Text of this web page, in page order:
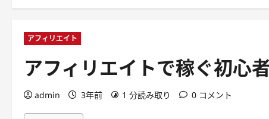
アフィリエイト
アフィリエイトで稼ぐ初心
admin 3年前 1 分読み取り 0 コメント